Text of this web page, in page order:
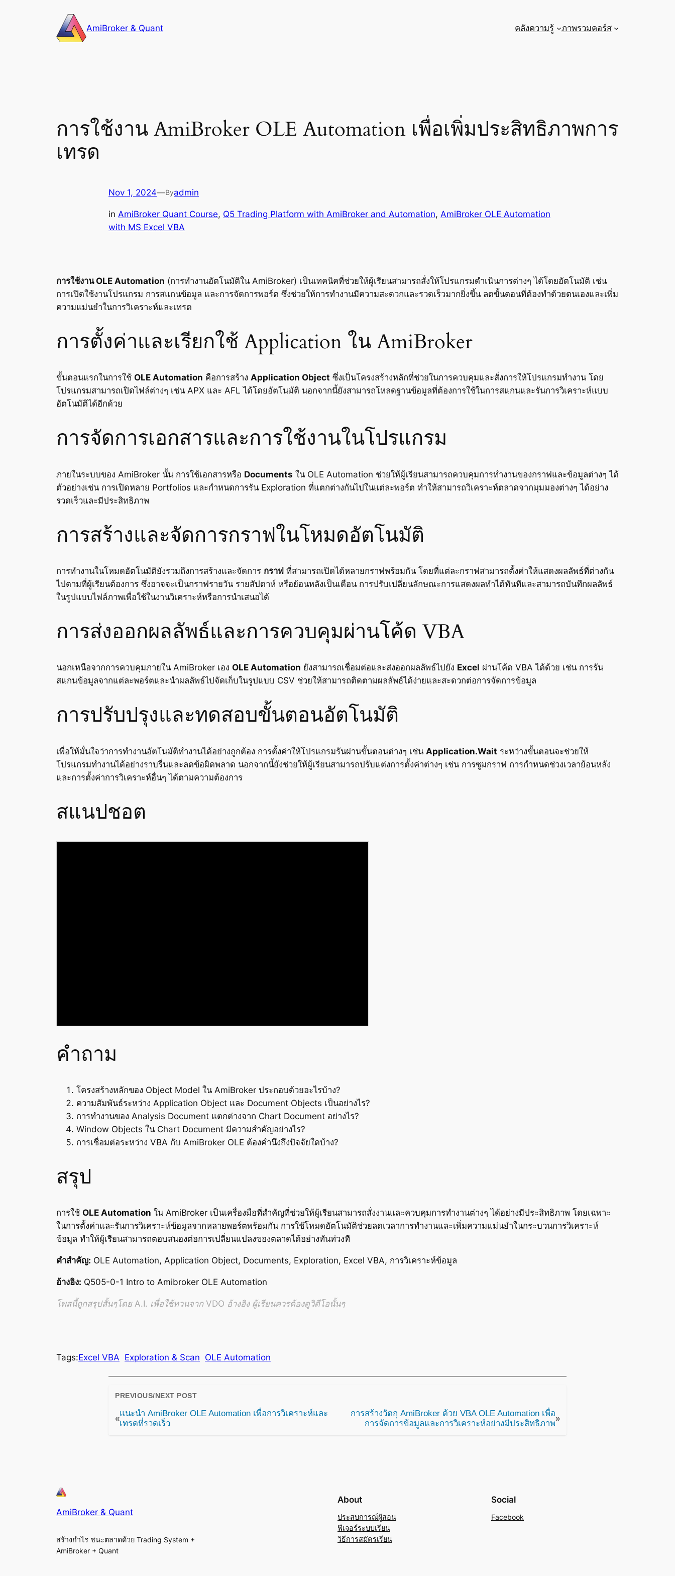
AmiBroker & Quant คลังความรู้ ภาพรวมคอร์ส
การใช้งาน AmiBroker OLE Automation เพื่อเพิ่มประสิทธิภาพการ
เทรด
Nov 1, 2024—Byadmin
in AmiBroker Quant Course, Q5 Trading Platform with AmiBroker and Automation, AmiBroker OLE Automation
with MS Excel VBA
การใช้งาน OLE Automation (การทำงานอัตโนมัติใน AmiBroker) เป็นเทคนิคที่ช่วยให้ผู้เรียนสามารถสั่งให้โปรแกรมดำเนินการต่างๆ ได้โดยอัตโนมัติ เช่น
การเปิดใช้งานโปรแกรม การสแกนข้อมูล และการจัดการพอร์ต ซึ่งช่วยให้การทำงานมีความสะดวกและรวดเร็วมากยิ่งขึ้น ลดขั้นตอนที่ต้องทำด้วยตนเองและเพิ่ม
ความแม่นยำในการวิเคราะห์และเทรด
การตั้งค่าและเรียกใช้ Application ใน AmiBroker
ขั้นตอนแรกในการใช้ OLE Automation คือการสร้าง Application Object ซึ่งเป็นโครงสร้างหลักที่ช่วยในการควบคุมและสั่งการให้โปรแกรมทำงาน โดย
โปรแกรมสามารถเปิดไฟล์ต่างๆ เช่น APX และ AFL ได้โดยอัตโนมัติ นอกจากนี้ยังสามารถโหลดฐานข้อมูลที่ต้องการใช้ในการสแกนและรันการวิเคราะห์แบบ
อัตโนมัติได้อีกด้วย
การจัดการเอกสารและการใช้งานในโปรแกรม
ภายในระบบของ AmiBroker นั้น การใช้เอกสารหรือ Documents ใน OLE Automation ช่วยให้ผู้เรียนสามารถควบคุมการทำงานของกราฟและข้อมูลต่างๆ ได้
ตัวอย่างเช่น การเปิดหลาย Portfolios และกำหนดการรัน Exploration ที่แตกต่างกันไปในแต่ละพอร์ต ทำให้สามารถวิเคราะห์ตลาดจากมุมมองต่างๆ ได้อย่าง
รวดเร็วและมีประสิทธิภาพ
การสร้างและจัดการกราฟในโหมดอัตโนมัติ
การทำงานในโหมดอัตโนมัติยังรวมถึงการสร้างและจัดการ กราฟ ที่สามารถเปิดได้หลายกราฟพร้อมกัน โดยที่แต่ละกราฟสามารถตั้งค่าให้แสดงผลลัพธ์ที่ต่างกัน
ไปตามที่ผู้เรียนต้องการ ซึ่งอาจจะเป็นกราฟรายวัน รายสัปดาห์ หรือย้อนหลังเป็นเดือน การปรับเปลี่ยนลักษณะการแสดงผลทำได้ทันทีและสามารถบันทึกผลลัพธ์
ในรูปแบบไฟล์ภาพเพื่อใช้ในงานวิเคราะห์หรือการนำเสนอได้
การส่งออกผลลัพธ์และการควบคุมผ่านโค้ด VBA
นอกเหนือจากการควบคุมภายใน AmiBroker เอง OLE Automation ยังสามารถเชื่อมต่อและส่งออกผลลัพธ์ไปยัง Excel ผ่านโค้ด VBA ได้ด้วย เช่น การรัน
สแกนข้อมูลจากแต่ละพอร์ตและนำผลลัพธ์ไปจัดเก็บในรูปแบบ CSV ช่วยให้สามารถติดตามผลลัพธ์ได้ง่ายและสะดวกต่อการจัดการข้อมูล
การปรับปรุงและทดสอบขั้นตอนอัตโนมัติ
เพื่อให้มั่นใจว่าการทำงานอัตโนมัติทำงานได้อย่างถูกต้อง การตั้งค่าให้โปรแกรมรันผ่านขั้นตอนต่างๆ เช่น Application.Wait ระหว่างขั้นตอนจะช่วยให้
โปรแกรมทำงานได้อย่างราบรื่นและลดข้อผิดพลาด นอกจากนี้ยังช่วยให้ผู้เรียนสามารถปรับแต่งการตั้งค่าต่างๆ เช่น การซูมกราฟ การกำหนดช่วงเวลาย้อนหลัง
และการตั้งค่าการวิเคราะห์อื่นๆ ได้ตามความต้องการ
สแนปชอต
คำถาม
โครงสร้างหลักของ Object Model ใน AmiBroker ประกอบด้วยอะไรบ้าง?
ความสัมพันธ์ระหว่าง Application Object และ Document Objects เป็นอย่างไร?
การทำงานของ Analysis Document แตกต่างจาก Chart Document อย่างไร?
Window Objects ใน Chart Document มีความสำคัญอย่างไร?
การเชื่อมต่อระหว่าง VBA กับ AmiBroker OLE ต้องคำนึงถึงปัจจัยใดบ้าง?
สรุป
การใช้ OLE Automation ใน AmiBroker เป็นเครื่องมือที่สำคัญที่ช่วยให้ผู้เรียนสามารถสั่งงานและควบคุมการทำงานต่างๆ ได้อย่างมีประสิทธิภาพ โดยเฉพาะ
ในการตั้งค่าและรันการวิเคราะห์ข้อมูลจากหลายพอร์ตพร้อมกัน การใช้โหมดอัตโนมัติช่วยลดเวลาการทำงานและเพิ่มความแม่นยำในกระบวนการวิเคราะห์
ข้อมูล ทำให้ผู้เรียนสามารถตอบสนองต่อการเปลี่ยนแปลงของตลาดได้อย่างทันท่วงที
คำสำคัญ: OLE Automation, Application Object, Documents, Exploration, Excel VBA, การวิเคราะห์ข้อมูล
อ้างอิง: Q505-0-1 Intro to Amibroker OLE Automation
โพสนี้ถูกสรุปสั้นๆโดย A.I. เพื่อใช้ทวนจาก VDO อ้างอิง ผู้เรียนควรต้องดูวิดีโอนั้นๆ
Tags:Excel VBA Exploration & Scan OLE Automation
PREVIOUS/NEXT POST
«
แนะนำ AmiBroker OLE Automation เพื่อการวิเคราะห์และ
เทรดที่รวดเร็ว
การสร้างวัตถุ AmiBroker ด้วย VBA OLE Automation เพื่อ
การจัดการข้อมูลและการวิเคราะห์อย่างมีประสิทธิภาพ
»
AmiBroker & Quant
สร้างกำไร ชนะตลาดด้วย Trading System +
AmiBroker + Quant
About
ประสบการณ์ผู้สอน
ฟีเจอร์ระบบเรียน
วิธีการสมัครเรียน
Social
Facebook